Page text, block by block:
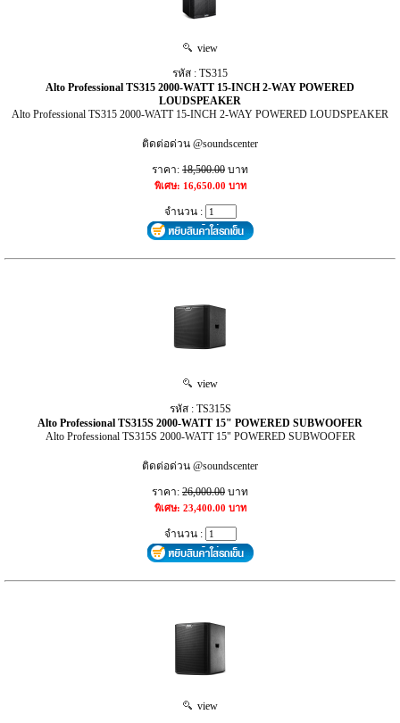
view
รหัส : TS315
Alto Professional TS315 2000-WATT 15-INCH 2-WAY POWERED
LOUDSPEAKER
Alto Professional TS315 2000-WATT 15-INCH 2-WAY POWERED LOUDSPEAKER
ติดต่อด่วน @soundscenter
ราคา: 18,500.00 บาท
พิเศษ: 16,650.00 บาท
จำนวน :
view
รหัส : TS315S
Alto Professional TS315S 2000-WATT 15" POWERED SUBWOOFER
Alto Professional TS315S 2000-WATT 15" POWERED SUBWOOFER
ติดต่อด่วน @soundscenter
ราคา: 26,000.00 บาท
พิเศษ: 23,400.00 บาท
จำนวน :
view